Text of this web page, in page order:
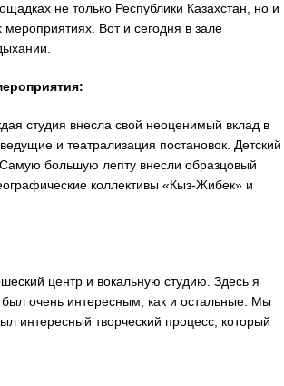
не только Республики Казахстан, но и
Вот и сегодня в зале
студия внесла свой неоценимый вклад в
и театрализация постановок. Детский
большую лепту внесли образцовый
коллективы «Кыз-Жибек» и
центр и вокальную студию. Здесь я
очень интересным, как и остальные. Мы
интересный творческий процесс, который